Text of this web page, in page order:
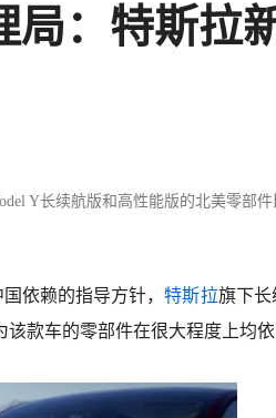
：特斯拉
Y长续航版和高性能版的北美零部件
依赖的指导方针，特斯拉旗下长
款车的零部件在很大程度上均依